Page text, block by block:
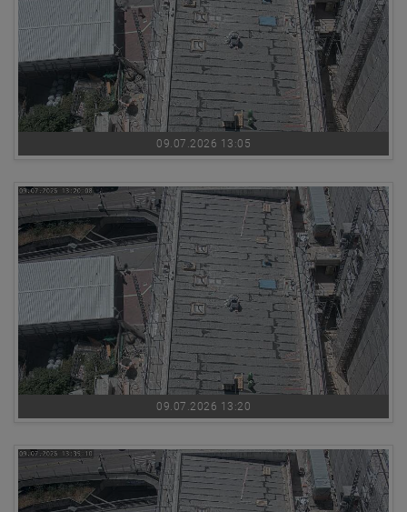
09.07.2026 13:05
09.07.2026 13:20